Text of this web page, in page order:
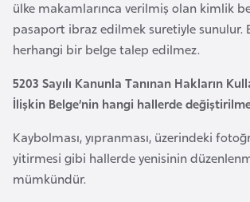
ülke makamlarınca verilmiş olan kimlik
pasaport ibraz edilmek suretiyle sunulur.
herhangi bir belge talep edilmez.
5203 Sayılı Kanunla Tanınan Hakların
İlişkin Belge’nin hangi hallerde
Kaybolması, yıpranması, üzerindeki
yitirmesi gibi hallerde yenisinin
mümkündür.
r
e
İ
t
l
y
a